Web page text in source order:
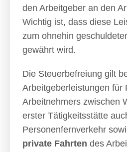
den Arbeitgeber an den
Wichtig ist, dass diese
zum ohnehin
gewährt wird.
Die Steuerbefreiung gilt
Arbeitgeberleistungen für
Arbeitnehmers zwischen
erster Tätigkeitsstätte
Personenfernverkehr
private Fahrten des